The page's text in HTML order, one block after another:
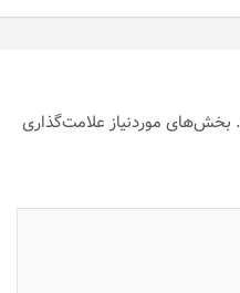
بخش‌های موردنیاز علامت‌گذاری